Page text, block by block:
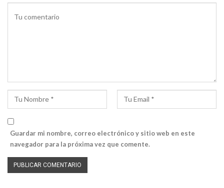
Guardar mi nombre, correo electrónico y sitio web en este
navegador para la próxima vez que comente.